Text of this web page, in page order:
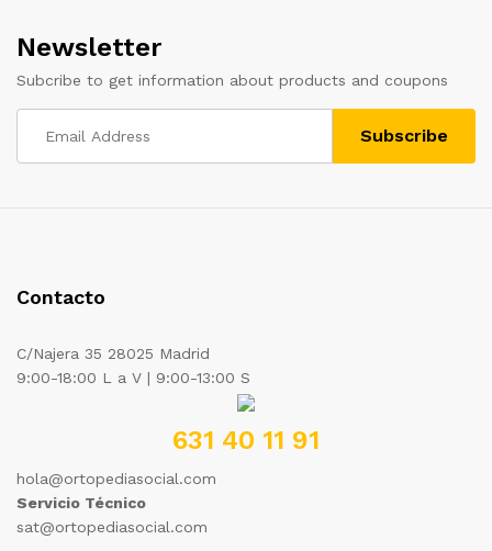
Newsletter
Subcribe to get information about products and coupons
Contacto
C/Najera 35 28025 Madrid
9:00-18:00 L a V | 9:00-13:00 S
631 40 11 91
hola@ortopediasocial.com
Servicio Técnico
sat@ortopediasocial.com